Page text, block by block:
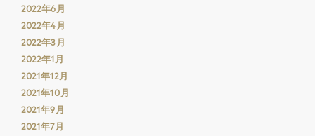
2022年6月
2022年4月
2022年3月
2022年1月
2021年12月
2021年10月
2021年9月
2021年7月